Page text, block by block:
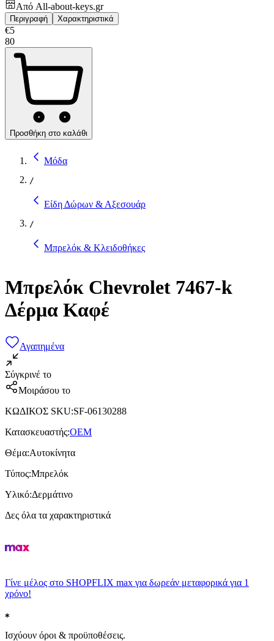
Από All-about-keys.gr
Περιγραφή Χαρακτηριστικά
€5
80
Προσθήκη στο καλάθι
Μόδα
/
Είδη Δώρων & Αξεσουάρ
/
Μπρελόκ & Κλειδοθήκες
Μπρελόκ Chevrolet 7467-k
Δέρμα Καφέ
Αγαπημένα
Σύγκρινέ το
Μοιράσου το
ΚΩΔΙΚΟΣ SKU:SF-06130288
Κατασκευαστής:OEM
Θέμα:Αυτοκίνητα
Τύπος:Μπρελόκ
Υλικό:Δερμάτινο
Δες όλα τα χαρακτηριστικά
Γίνε μέλος στο SHOPFLIX max για δωρεάν μεταφορικά για 1
χρόνο!
Ισχύουν όροι & προϋποθέσεις.